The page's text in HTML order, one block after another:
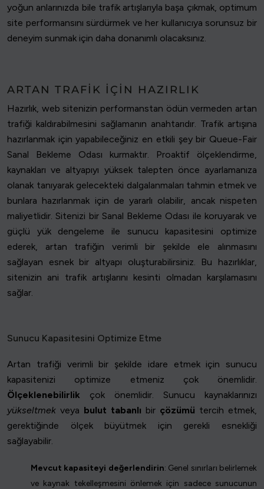
yoğun anlarınızda bile trafik artışlarıyla başa çıkmak, optimum
site performansını sürdürmek ve her kullanıcıya sorunsuz bir
deneyim sunmak için daha donanımlı olacaksınız.
ARTAN TRAFIK IÇIN HAZIRLIK
Hazırlık, web sitenizin performanstan ödün vermeden artan
trafiği kaldırabilmesini sağlamanın anahtarıdır. Trafik artışına
hazırlanmak için yapabileceğiniz en etkili şey bir Queue-Fair
Sanal Bekleme Odası kurmaktır. Proaktif ölçeklendirme,
kaynakları ve altyapıyı yüksek talepten önce ayarlamanıza
olanak tanıyarak gelecekteki dalgalanmaları tahmin etmek ve
bunlara hazırlanmak için de yararlı olabilir, ancak nispeten
maliyetlidir. Sitenizi bir Sanal Bekleme Odası ile koruyarak ve
güçlü yük dengeleme ile sunucu kapasitesini optimize
ederek, artan trafiğin verimli bir şekilde ele alınmasını
sağlayan esnek bir altyapı oluşturabilirsiniz. Bu hazırlıklar,
sitenizin ani trafik artışlarını kesinti olmadan karşılamasını
sağlar.
Sunucu Kapasitesini Optimize Etme
Artan trafiği verimli bir şekilde idare etmek için sunucu
kapasitenizi optimize etmeniz çok önemlidir.
Ölçeklenebilirlik çok önemlidir. Sunucu kaynaklarınızı
yükseltmek veya bulut tabanlı bir çözümü tercih etmek,
gerektiğinde ölçek büyütmek için gerekli esnekliği
sağlayabilir.
Mevcut kapasiteyi değerlendirin: Genel sınırları belirlemek
ve kaynak tekelleşmesini önlemek için sadece sunucunun